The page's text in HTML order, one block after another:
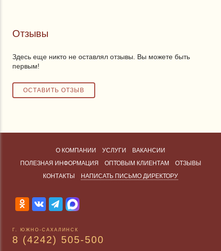
Отзывы
Здесь еще никто не оставлял отзывы. Вы можете быть
первым!
О КОМПАНИИ УСЛУГИ
ВАКАНСИИ
ПОЛЕЗНАЯ ИНФОРМАЦИЯ
ОПТОВЫМ КЛИЕНТАМ
ОТЗЫВЫ
КОНТАКТЫ
НАПИСАТЬ ПИСЬМО ДИРЕКТОРУ
Г. ЮЖНО-САХАЛИНСК
8 (4242) 505-500